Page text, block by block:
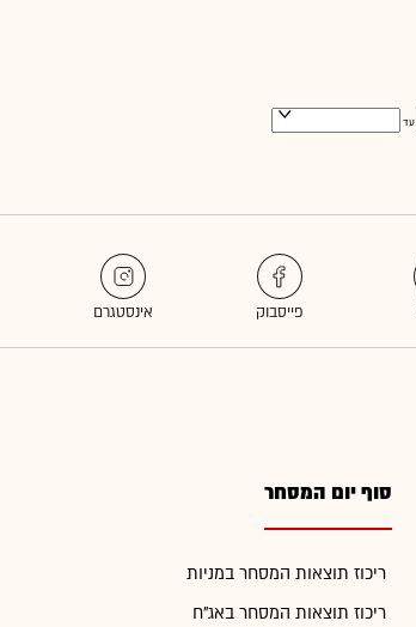
עד
סוף יום המסחר
ריכוז תוצאות המסחר במניות
ריכוז תוצאות המסחר באג"ח